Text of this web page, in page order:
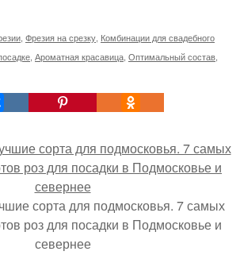
Фрезия на срезку Комбинации для свадебного
Ароматная красавица Оптимальный состав
сорта для подмосковья. 7 самых
роз для посадки в Подмосковье и
севернее